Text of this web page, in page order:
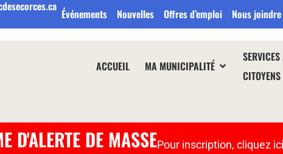
Événements Nouvelles Offres d’emploi Nous joindre
ACCUEIL MA MUNICIPALITÉ
CITOYENS
D'ALERTE DE MASSEPour inscription, cliquez